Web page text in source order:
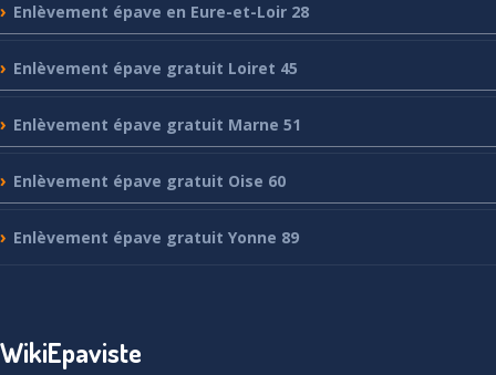
Enlèvement épave en Eure-et-Loir 28
Enlèvement épave gratuit Loiret 45
Enlèvement épave gratuit Marne 51
Enlèvement épave gratuit Oise 60
Enlèvement épave gratuit Yonne 89
WikiEpaviste